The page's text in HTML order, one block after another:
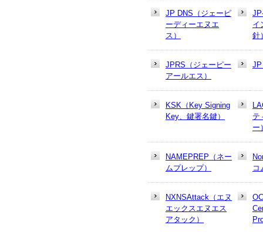
JP DNS（ジェーピ
ーディーエヌエ
ス）
イ
針
JPRS（ジェーピー
アールエス）
JP
KSK（Key Signing
Key、鍵署名鍵）
テ
ー
NAMEPREP（ネー
ムプレップ）
コ
NXNSAttack（エヌ
エックスエヌエス
アタック）